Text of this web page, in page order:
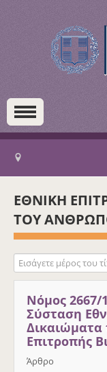
ΕΘΝΙΚΗ
ΤΟΥ
Εισάγετε μέρος του
Νόμος 2667/
Σύσταση
Δικαιώματα
Επιτροπής
Άρθρο